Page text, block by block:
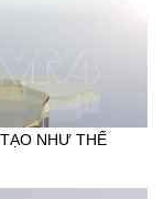
NHƯ THẾ